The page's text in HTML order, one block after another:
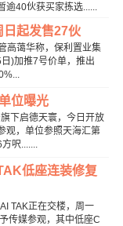
逾40伙获买家拣选......
日起发售27伙
高蔼华称，保利置业集
)加推7号价单，推出
位曝光
下启德天寰，今日开放
观，单位参照天海汇第
呎.......
低座连装修复
TAK正在交楼，周一
传媒参观，其中低座C